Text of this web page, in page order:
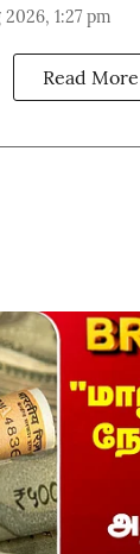
1:27 pm
Read More